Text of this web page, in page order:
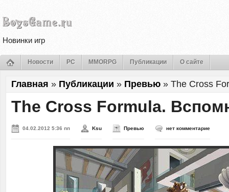
Новинки игр
Новости PC MMORPG Публикации О сайте
Главная » Публикации » Превью » The Cross
The Cross Formula.
04.02.2012 5:36 пп Ksu Превью нет комментарие